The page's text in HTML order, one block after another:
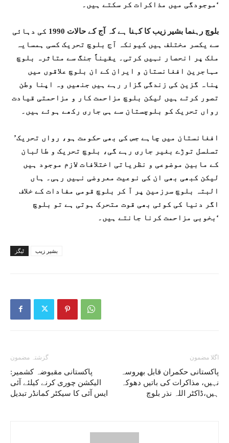
موجودگی میں مذاکرات کر سکتے ہیں۔‘
بلوچ رہنما بشیر زیب کا کہنا ہے کہ آج کے حالات 1990 کی دہائی
سے یکسر مختلف ہیں کیونکہ آج بلوچ تحریک کسی ہمسایہ
ملک پر انحصار نہیں کرتی۔ یقیناً جنگ سے متاثرہ بلوچ
مہاجرین افغانستان و ایران کے ان بلوچ علاقوں میں
پناہ گزین کی زندگی گزار رہے ہیں جنھیں وہ اپنا وطن
تصور کرتے ہیں لیکن بلوچ مزاحمت کار و مزاحمتی قیادت
رواں تحریک کو بلوچستان سے ہی جاری رکھے ہوئے ہیں۔
’افغانستان میں چاہے جس کی بھی حکومت ہو، رواں تحریک
تسلسل توڑے بغیر جاری رہے گی، بلوچ تحریک و طالبان
کے مابین موضوعی و نظریاتی اختلافات لازم موجود ہیں
لیکن کبھی بھی ان کی نوعیت معروضی نہیں رہی۔ ہاں
البتہ بلوچ سرزمین پر آ کر بلوچ قومی مفادات کے خلاف
اگر دنیا کی کوئی بھی قوت متحرک ہوتی ہے تو بلوچ
بخوبی مزاحمت کرنا جانتے ہیں۔‘
ٹیگز بشیر زیب
گزشتہ مضمون
پاکستانی مقبوضہ کشمیر:
الیکشن چوری کرنے کیلئے آئی
ایس آئی کا سیکٹر کمانڈر تبدیل
اگلا مضمون
پاکستانی حکمران قابل بھروسہ
نہیں، مذاکرات کی باتیں دھوکہ
ہیں،ڈاکٹر اللہ نذر بلوچ